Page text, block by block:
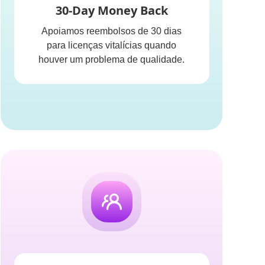
30-Day Money Back
Apoiamos reembolsos de 30 dias
para licenças vitalícias quando
houver um problema de qualidade.